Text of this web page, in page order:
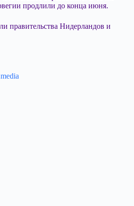
продлили до конца июня.
правительства Нидерландов и